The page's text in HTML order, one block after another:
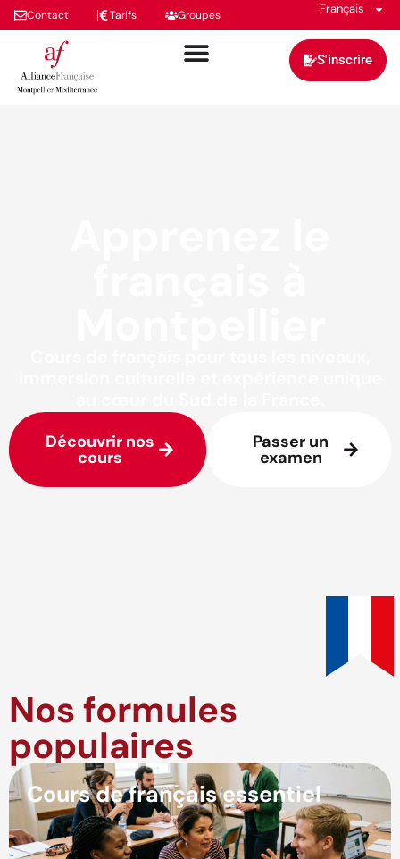
Contact Tarifs Groupes Français
S'inscrire
Découvrir nos
cours
Passer un
examen
Nos formules
populaires
Cours de français essentiel